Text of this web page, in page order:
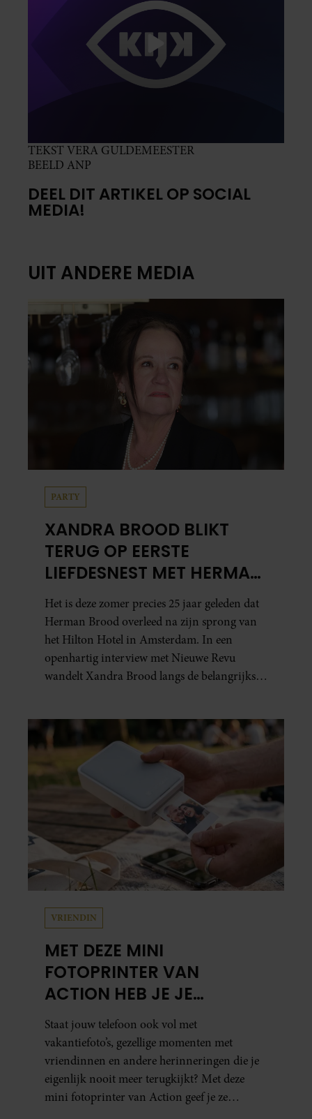
TEKST VERA GULDEMEESTER
BEELD ANP
DEEL DIT ARTIKEL OP SOCIAL
MEDIA!
UIT ANDERE MEDIA
PARTY
XANDRA BROOD BLIKT
TERUG OP EERSTE
LIEFDESNEST MET HERMAN
BROOD: “HIER IS LOLA
GEBOREN”
Het is deze zomer precies 25 jaar geleden dat
Herman Brood overleed na zijn sprong van
het Hilton Hotel in Amsterdam. In een
openhartig interview met Nieuwe Revu
wandelt Xandra Brood langs de belangrijkste
Leidsedwarsstraat roept een stortvloed aan
herinneringen op. Daar begon hun leven
samen en werd dochter Lola geboren.
VRIENDIN
MET DEZE MINI
FOTOPRINTER VAN
ACTION HEB JE JE
FAVORIETE FOTO’S BINNEN
ÉÉN MINUUT IN HANDEN
Staat jouw telefoon ook vol met
vakantiefoto’s, gezellige momenten met
vriendinnen en andere herinneringen die je
eigenlijk nooit meer terugkijkt? Met deze
mini fotoprinter van Action geef je ze